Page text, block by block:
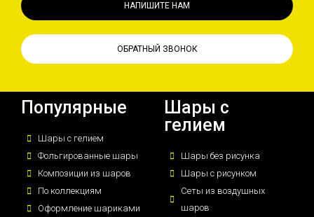
НАПИШИТЕ НАМ
ОБРАТНЫЙ ЗВОНОК
Популярные
Шары с гелием
Фольгированные шары
Композиции из шаров
По коллекциям
Оформление шариками
Шары с
гелием
Шары без рисунка
Шары с рисунком
Сеты из воздушных
шаров